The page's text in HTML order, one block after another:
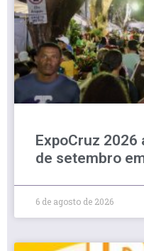
ExpoCruz 2026
de setembro
6 de agosto de 2026